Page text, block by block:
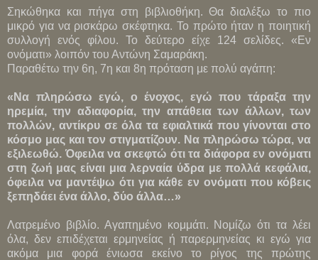
Σηκώθηκα και πήγα στη βιβλιοθήκη. Θα διαλέξω το πιο
μικρό για να ρισκάρω σκέφτηκα. Το πρώτο ήταν η ποιητική
συλλογή ενός φίλου. Το δεύτερο είχε 124 σελίδες. «Εν
ονόματι» λοιπόν του Αντώνη Σαμαράκη.
Παραθέτω την 6η, 7η και 8η πρόταση με πολύ αγάπη:
«Να πληρώσω εγώ, ο ένοχος, εγώ που τάραξα την
ηρεμία, την αδιαφορία, την απάθεια των άλλων, των
πολλών, αντίκρυ σε όλα τα εφιαλτικά που γίνονται στο
κόσμο μας και τον στιγματίζουν. Να πληρώσω τώρα, να
εξιλεωθώ. Όφειλα να σκεφτώ ότι τα διάφορα εν ονόματι
στη ζωή μας είναι μια λερναία ύδρα με πολλά κεφάλια,
όφειλα να μαντέψω ότι για κάθε εν ονόματι που κόβεις
ξεπηδάει ένα άλλο, δύο άλλα…»
Λατρεμένο βιβλίο. Αγαπημένο κομμάτι. Νομίζω ότι τα λέει
όλα, δεν επιδέχεται ερμηνείας ή παρερμηνείας κι εγώ για
ακόμα μια φορά ένιωσα εκείνο το ρίγος της πρώτης